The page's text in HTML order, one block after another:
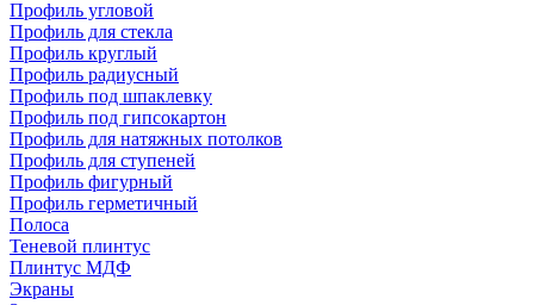
Профиль угловой
Профиль для стекла
Профиль круглый
Профиль радиусный
Профиль под шпаклевку
Профиль под гипсокартон
Профиль для натяжных потолков
Профиль для ступеней
Профиль фигурный
Профиль герметичный
Полоса
Теневой плинтус
Плинтус МДФ
Экраны